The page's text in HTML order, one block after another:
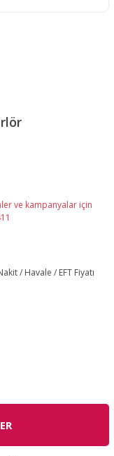
ve kampanyalar için
/ Havale / EFT Fiyatı